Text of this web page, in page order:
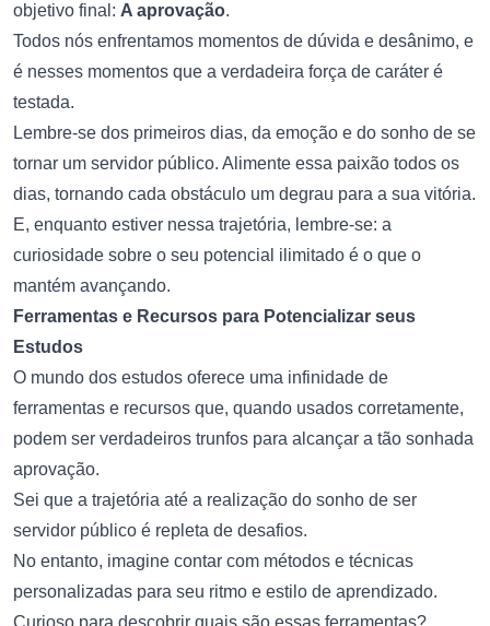
objetivo final: A aprovação.
Todos nós enfrentamos momentos de dúvida e desânimo, e
é nesses momentos que a verdadeira força de caráter é
testada.
Lembre-se dos primeiros dias, da emoção e do sonho de se
tornar um servidor público. Alimente essa paixão todos os
dias, tornando cada obstáculo um degrau para a sua vitória.
E, enquanto estiver nessa trajetória, lembre-se: a
curiosidade sobre o seu potencial ilimitado é o que o
mantém avançando.
Ferramentas e Recursos para Potencializar seus
Estudos
O mundo dos estudos oferece uma infinidade de
ferramentas e recursos que, quando usados corretamente,
podem ser verdadeiros trunfos para alcançar a tão sonhada
aprovação.
Sei que a trajetória até a realização do sonho de ser
servidor público é repleta de desafios.
No entanto, imagine contar com métodos e técnicas
personalizadas para seu ritmo e estilo de aprendizado.
Curioso para descobrir quais são essas ferramentas?